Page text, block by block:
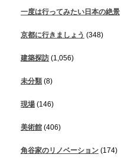
一度は行ってみたい日本の絶景
京都に行きましょう (348)
建築探訪 (1,056)
未分類 (8)
現場 (146)
美術館 (406)
角谷家のリノベーション (174)